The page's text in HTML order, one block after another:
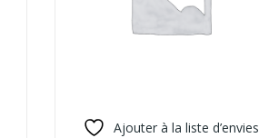
Ajouter à la liste d’envies